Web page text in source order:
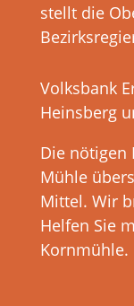
stellt die
Volksbank
Heinsberg
Die nötigen
Mühle
Mittel. Wir
Helfen Sie
Kornmühle.